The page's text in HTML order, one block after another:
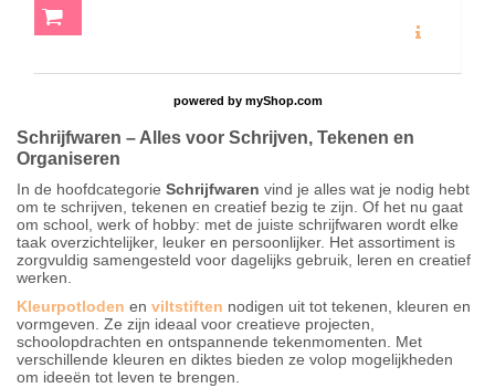
powered by myShop.com
Schrijfwaren – Alles voor Schrijven, Tekenen en
Organiseren
In de hoofdcategorie Schrijfwaren vind je alles wat je nodig hebt
om te schrijven, tekenen en creatief bezig te zijn. Of het nu gaat
om school, werk of hobby: met de juiste schrijfwaren wordt elke
taak overzichtelijker, leuker en persoonlijker. Het assortiment is
zorgvuldig samengesteld voor dagelijks gebruik, leren en creatief
werken.
Kleurpotloden en viltstiften nodigen uit tot tekenen, kleuren en
vormgeven. Ze zijn ideaal voor creatieve projecten,
schoolopdrachten en ontspannende tekenmomenten. Met
verschillende kleuren en diktes bieden ze volop mogelijkheden
om ideeën tot leven te brengen.